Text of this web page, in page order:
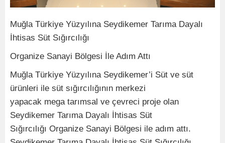
Muğla Türkiye Yüzyılına Seydikemer Tarıma Dayalı
İhtisas Süt Sığırcılığı
Organize Sanayi Bölgesi İle Adım Attı
Muğla Türkiye Yüzyılına Seydikemer’i Süt ve süt
ürünleri ile süt sığırcılığının merkezi
yapacak mega tarımsal ve çevreci proje olan
Seydikemer Tarıma Dayalı İhtisas Süt
Sığırcılığı Organize Sanayi Bölgesi ile adım attı.